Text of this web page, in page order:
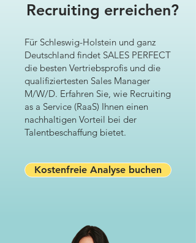
Recruiting erreichen?
Für Schleswig-Holstein und ganz
Deutschland findet SALES PERFECT
die besten Vertriebsprofis und die
qualifiziertesten Sales Manager
M/W/D. Erfahren Sie, wie Recruiting
as a Service (RaaS) Ihnen einen
nachhaltigen Vorteil bei der
Talentbeschaffung bietet.
Kostenfreie Analyse buchen